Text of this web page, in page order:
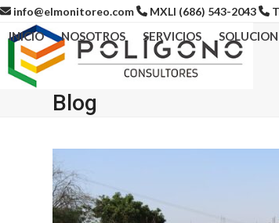
Skip
content
info@elmonitoreo.com MXLI (686) 543-2043
INICIO NOSOTROS SERVICIOS
Blog